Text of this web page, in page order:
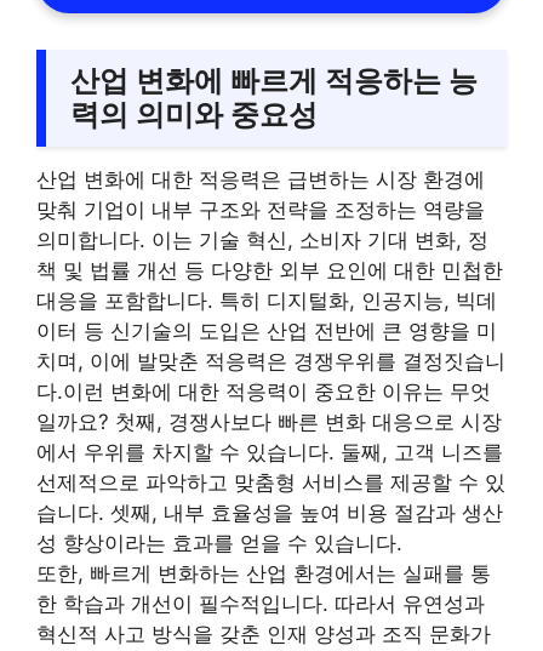
산업 변화에 빠르게 적응하는 능
력의 의미와 중요성
산업 변화에 대한 적응력은 급변하는 시장 환경에
맞춰 기업이 내부 구조와 전략을 조정하는 역량을
의미합니다. 이는 기술 혁신, 소비자 기대 변화, 정
책 및 법률 개선 등 다양한 외부 요인에 대한 민첩한
대응을 포함합니다. 특히 디지털화, 인공지능, 빅데
이터 등 신기술의 도입은 산업 전반에 큰 영향을 미
치며, 이에 발맞춘 적응력은 경쟁우위를 결정짓습니
다.이런 변화에 대한 적응력이 중요한 이유는 무엇
일까요? 첫째, 경쟁사보다 빠른 변화 대응으로 시장
에서 우위를 차지할 수 있습니다. 둘째, 고객 니즈를
선제적으로 파악하고 맞춤형 서비스를 제공할 수 있
습니다. 셋째, 내부 효율성을 높여 비용 절감과 생산
성 향상이라는 효과를 얻을 수 있습니다.
또한, 빠르게 변화하는 산업 환경에서는 실패를 통
한 학습과 개선이 필수적입니다. 따라서 유연성과
혁신적 사고 방식을 갖춘 인재 양성과 조직 문화가